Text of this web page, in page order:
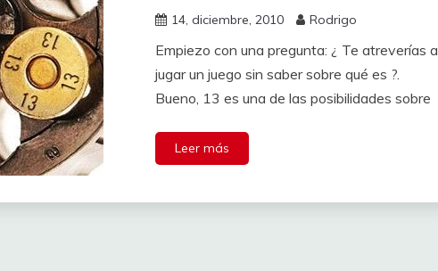
14, diciembre, 2010 Rodrigo
Empiezo con una pregunta: ¿ Te atreverías a
jugar un juego sin saber sobre qué es ?.
Bueno, 13 es una de las posibilidades sobre
Leer más